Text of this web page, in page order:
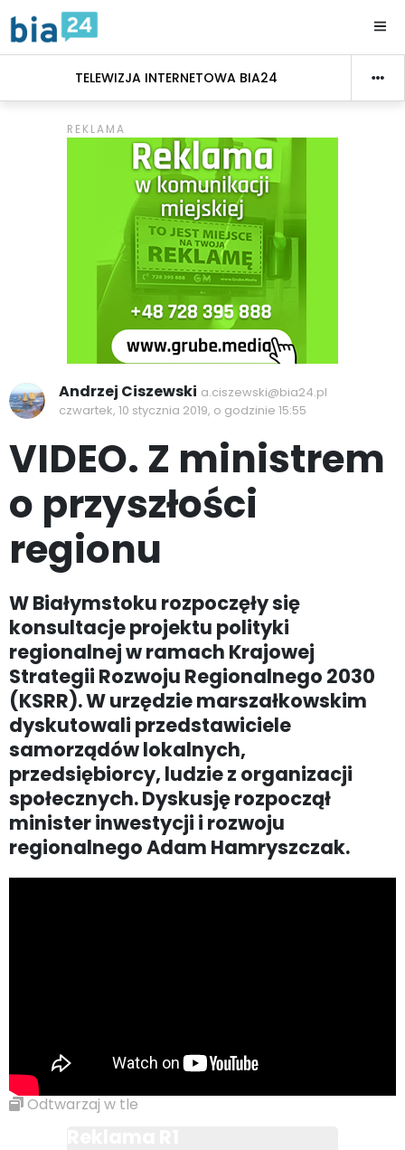
TELEWIZJA INTERNETOWA BIA24
Andrzej Ciszewski a.ciszewski@bia24.pl
czwartek, 10 stycznia 2019, o godzinie 15:55
VIDEO. Z ministrem
o przyszłości
regionu
W Białymstoku rozpoczęły się
konsultacje projektu polityki
regionalnej w ramach Krajowej
Strategii Rozwoju Regionalnego 2030
(KSRR). W urzędzie marszałkowskim
dyskutowali przedstawiciele
samorządów lokalnych,
przedsiębiorcy, ludzie z organizacji
społecznych. Dyskusję rozpoczął
minister inwestycji i rozwoju
regionalnego Adam Hamryszczak.
Odtwarzaj w tle